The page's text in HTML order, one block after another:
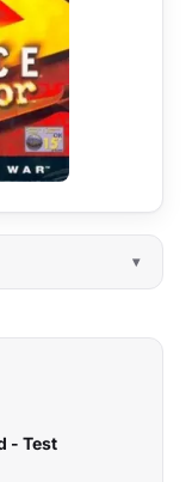
- Test